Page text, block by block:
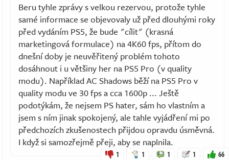
Beru tyhle zprávy s velkou rezervou, protože tyhle
samé informace se objevovaly už před dlouhými roky
před vydáním PS5, že bude "cílit" (krasná
marketingová formulace) na 4K60 fps, přítom do
dnešní doby je neuvěřitený problém tohoto
dosáhnout i u většiny her na PS5 Pro (v quality
modu). Například AC Shadows běží na PS5 Pro v
quality modu ve 30 fps a cca 1600p ... Ještě
podotýkám, že nejsem PS hater, sám ho vlastním a
jsem s ním jinak spokojený, ale tahle vyjádření mi po
předchozích zkušenostech přijdou opravdu úsměvná.
I když si samozřejmě přeji, aby se naplnila.
1 1 1 1 66